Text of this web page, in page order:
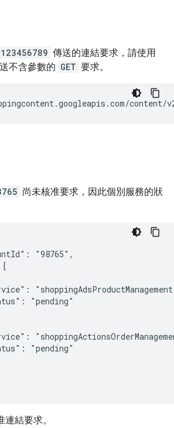
123456789 傳送的連結要求，請使用
不含參數的 GET 要求。
尚未核准要求，因此個別服務的狀
"98765",
"pending"
"pending"
結要求。